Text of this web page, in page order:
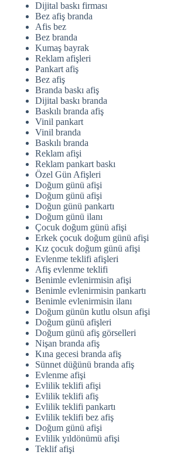
Dijital baskı firması
Bez afiş branda
Afis bez
Bez branda
Kumaş bayrak
Reklam afişleri
Pankart afiş
Bez afiş
Branda baskı afiş
Dijital baskı branda
Baskılı branda afiş
Vinil pankart
Vinil branda
Baskılı branda
Reklam afişi
Reklam pankart baskı
Özel Gün Afişleri
Doğum günü afişi
Doğum günü afişi
Doğun günü pankartı
Doğum günü ilanı
Çocuk doğum günü afişi
Erkek çocuk doğum günü afişi
Kız çocuk doğum günü afişi
Evlenme teklifi afişleri
Afiş evlenme teklifi
Benimle evlenirmisin afişi
Benimle evlenirmisin pankartı
Benimle evlenirmisin ilanı
Doğum günün kutlu olsun afişi
Doğum günü afişleri
Doğum günü afiş görselleri
Nişan branda afiş
Kına gecesi branda afiş
Sünnet düğünü branda afiş
Evlenme afişi
Evlilik teklifi afişi
Evlilik teklifi afiş
Evlilik teklifi pankartı
Evlilik teklifi bez afiş
Doğum günü afişi
Evlilik yıldönümü afişi
Teklif afişi